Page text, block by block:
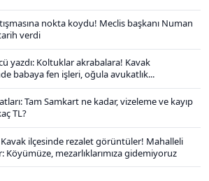
nokta koydu! Meclis başkanı Numan
verdi
yazdı: Koltuklar akrabalara! Kavak
babaya fen işleri, oğula avukatlık...
Tam Samkart ne kadar, vizeleme ve kayıp
TL?
ilçesinde rezalet görüntüler! Mahalleli
Köyümüze, mezarlıklarımıza gidemiyoruz